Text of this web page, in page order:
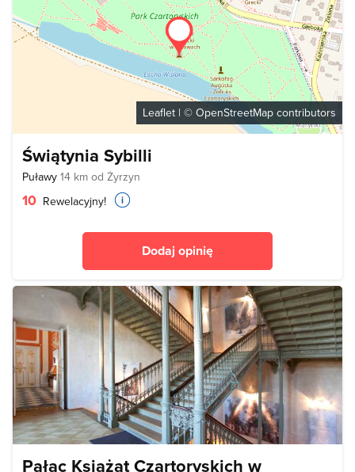
Leaflet | © OpenStreetMap contributors
Świątynia Sybilli
Puławy 14 km od Żyrzyn
10 Rewelacyjny!
Dodaj opinię
Pałac Książąt Czartoryskich w